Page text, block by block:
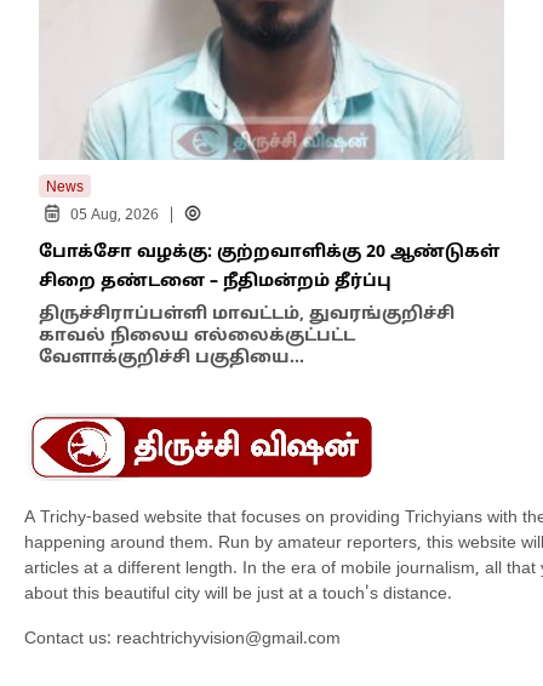
News
05 Aug, 2026
போக்சோ வழக்கு: குற்றவாளிக்கு 20 ஆண்டுகள்
சிறை தண்டனை – நீதிமன்றம் தீர்ப்பு
திருச்சிராப்பள்ளி மாவட்டம், துவரங்குறிச்சி
காவல் நிலைய எல்லைக்குட்பட்ட
வேளாக்குறிச்சி பகுதியை…
A Trichy-based website that focuses on providing Trichyians with
happening around them. Run by amateur reporters, this website
articles at a different length. In the era of mobile journalism, all that
about this beautiful city will be just at a touch's distance.
Contact us: reachtrichyvision@gmail.com